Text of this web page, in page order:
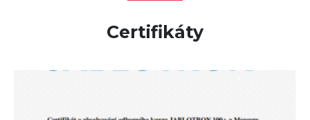
Certifikáty